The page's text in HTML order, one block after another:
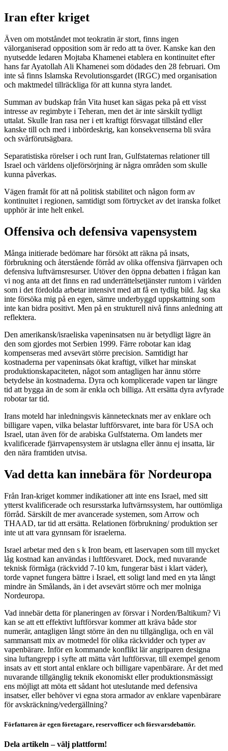
Iran efter kriget
Även om motståndet mot teokratin är stort, finns ingen
välorganiserad opposition som är redo att ta över. Kanske kan den
nyutsedde ledaren Mojtaba Khamenei etablera en kontinuitet efter
hans far Ayatollah Ali Khamenei som dödades den 28 februari. Om
inte så finns Islamska Revolutionsgardet (IRGC) med organisation
och maktmedel tillräckliga för att kunna styra landet.
Summan av budskap från Vita huset kan sägas peka på ett visst
intresse av regimbyte i Teheran, men det är inte särskilt tydligt
uttalat. Skulle Iran rasa ner i ett kraftigt försvagat tillstånd eller
kanske till och med i inbördeskrig, kan konsekvenserna bli svåra
och svårförutsägbara.
Separatistiska rörelser i och runt Iran, Gulfstaternas relationer till
Israel och världens oljeförsörjning är några områden som skulle
kunna påverkas.
Vägen framåt för att nå politisk stabilitet och någon form av
kontinuitet i regionen, samtidigt som förtrycket av det iranska folket
upphör är inte helt enkel.
Offensiva och defensiva vapensystem
Många initierade bedömare har försökt att räkna på insats,
förbrukning och återstående förråd av olika offensiva fjärrvapen och
defensiva luftvärnsresurser. Utöver den öppna debatten i frågan kan
vi nog anta att det finns en rad underrättelsetjänster runtom i världen
som i det fördolda arbetar intensivt med att få en tydlig bild. Jag ska
inte försöka mig på en egen, sämre underbyggd uppskattning som
inte kan bidra positivt. Men på en strukturell nivå finns anledning att
reflektera.
Den amerikansk/israeliska vapeninsatsen nu är betydligt lägre än
den som gjordes mot Serbien 1999. Färre robotar kan idag
kompenseras med avsevärt större precision. Samtidigt har
kostnaderna per vapeninsats ökat kraftigt, vilket har minskat
produktionskapaciteten, något som antagligen har ännu större
betydelse än kostnaderna. Dyra och komplicerade vapen tar längre
tid att bygga än de som är enkla och billiga. Att ersätta dyra avfyrade
robotar tar tid.
Irans moteld har inledningsvis kännetecknats mer av enklare och
billigare vapen, vilka belastar luftförsvaret, inte bara för USA och
Israel, utan även för de arabiska Gulfstaterna. Om landets mer
kvalificerade fjärrvapensystem är utslagna eller ännu ej insatta, lär
den nära framtiden utvisa.
Vad detta kan innebära för Nordeuropa
Från Iran-kriget kommer indikationer att inte ens Israel, med sitt
ytterst kvalificerade och resursstarka luftvärnssystem, har outtömliga
förråd. Särskilt de mer avancerade systemen, som Arrow och
THAAD, tar tid att ersätta. Relationen förbrukning/ produktion ser
inte ut att vara gynnsam för israelerna.
Israel arbetar med den s k Iron beam, ett laservapen som till mycket
låg kostnad kan användas i luftförsvaret. Dock, med nuvarande
teknisk förmåga (räckvidd 7-10 km, fungerar bäst i klart väder),
torde vapnet fungera bättre i Israel, ett soligt land med en yta långt
mindre än Smålands, än i det avsevärt större och mer molniga
Nordeuropa.
Vad innebär detta för planeringen av försvar i Norden/Baltikum? Vi
kan se att ett effektivt luftförsvar kommer att kräva både stor
numerär, antagligen långt större än den nu tillgängliga, och en väl
sammansatt mix av motmedel för olika räckvidder och typer av
vapenbärare. Inför en kommande konflikt lär angriparen designa
sina luftangrepp i syfte att mätta vårt luftförsvar, till exempel genom
insats av ett stort antal enklare och billigare vapenbärare. Är det med
nuvarande tillgänglig teknik ekonomiskt eller produktionsmässigt
ens möjligt att möta ett sådant hot uteslutande med defensiva
insatser, eller behöver vi egna stora armador av enklare vapenbärare
för avskräckning/vedergällning?
Författaren är egen företagare, reservofficer och försvarsdebattör.
Dela artikeln – välj plattform!